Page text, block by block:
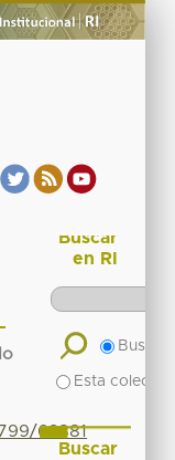
62881
Buscar
en RI
Buscar
Esta
Buscar